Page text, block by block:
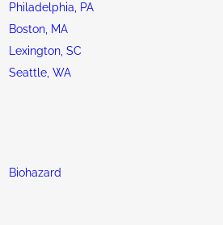
Philadelphia, PA
Boston, MA
Lexington, SC
Seattle, WA
Biohazard